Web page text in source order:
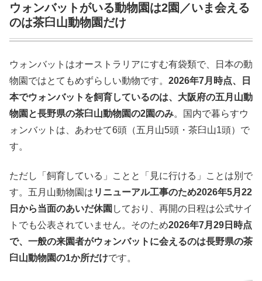
ウォンバットがいる動物園は2園／いま会える
のは茶臼山動物園だけ
ウォンバットはオーストラリアにすむ有袋類で、日本の動
物園ではとてもめずらしい動物です。 2026年7月時点、日
本でウォンバットを飼育しているのは、大阪府の五月山動
物園と長野県の茶臼山動物園の2園のみ。国内で暮らすウ
ォンバットは、あわせて6頭（五月山5頭・茶臼山1頭）で
す。
ただし「飼育している」ことと「見に行ける」ことは別で
す。五月山動物園は リニューアル工事のため2026年5月22
日から当面のあいだ休園 しており、再開の日程は公式サイ
トでも公表されていません。そのため2026年7月29日時点
で、一般の来園者がウォンバットに会えるのは長野県の茶
臼山動物園の1か所だけです。